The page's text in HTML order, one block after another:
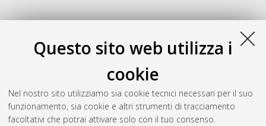
Questo sito web utilizza i
cookie
Nel nostro sito utilizziamo sia cookie tecnici necessari per il suo
funzionamento, sia cookie e altri strumenti di tracciamento
facoltativi che potrai attivare solo con il tuo consenso.